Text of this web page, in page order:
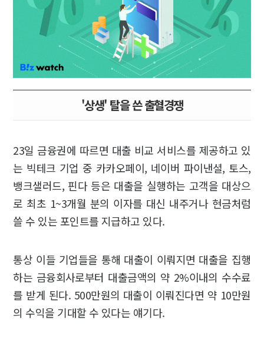
'상생' 탈을 쓴 출혈경쟁
23일 금융권에 따르면 대출 비교 서비스를 제공하고 있
는 빅테크 기업 중 카카오페이, 네이버 파이낸셜, 토스,
뱅크샐러드, 핀다 등은 대출을 실행하는 고객을 대상으
로 최초 1~3개월 분의 이자를 대신 내주거나 현금처럼
쓸 수 있는 포인트를 지급하고 있다.
통상 이들 기업들을 통해 대출이 이뤄지면 대출을 집행
하는 금융회사로부터 대출금액의 약 2%이내의 수수료
를 받게 된다. 500만원의 대출이 이뤄진다면 약 10만원
의 수익을 기대할 수 있다는 얘기다.